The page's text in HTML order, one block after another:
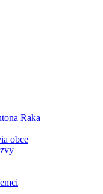
Raka
obce